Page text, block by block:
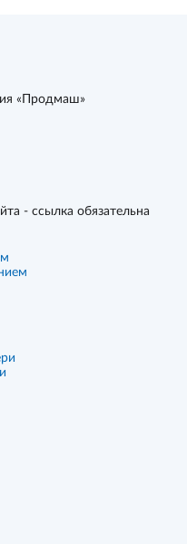
«Продмаш»
- ссылка обязательна